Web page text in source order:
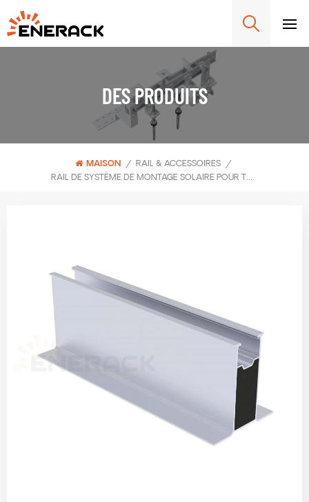
DES PRODUITS
MAISON / RAIL & ACCESSOIRES
/
RAIL DE SYSTÈME DE MONTAGE SOLAIRE POUR TOIT EN TÔLE ENERACK 70MM ERK-R70